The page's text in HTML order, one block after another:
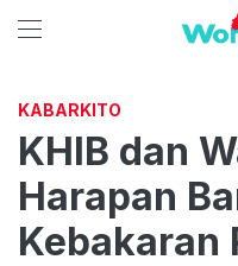
KABARKITO
KHIB dan
Harapan
Kebakaran